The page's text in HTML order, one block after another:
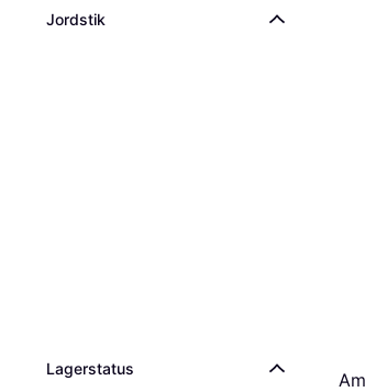
Jordstik
Lagerstatus